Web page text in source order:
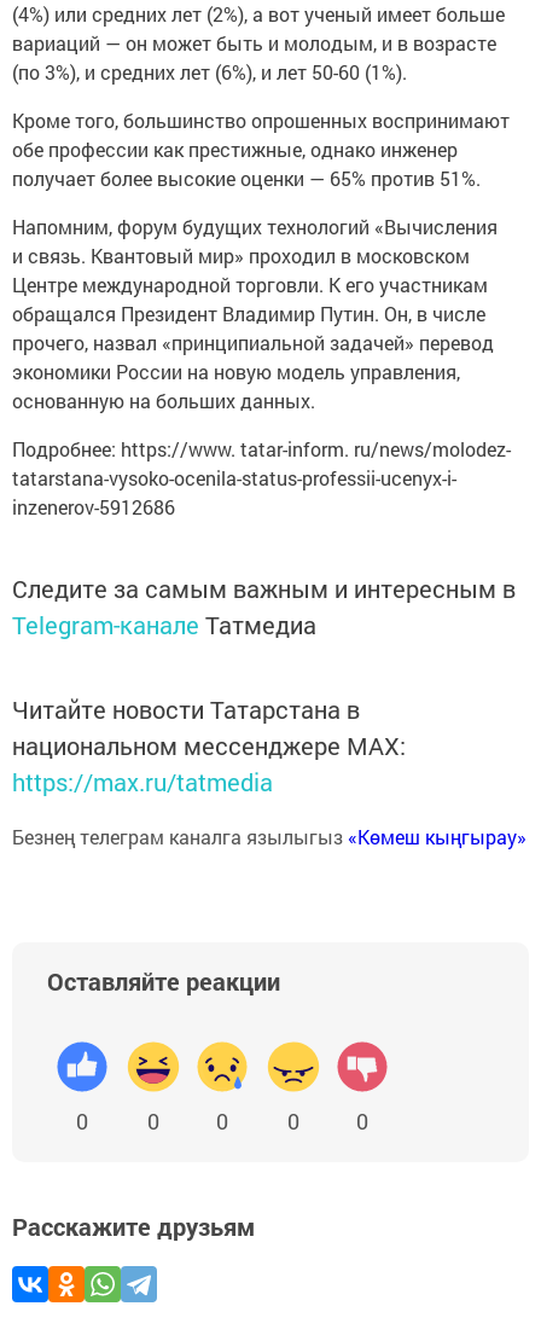
(4%) или средних лет (2%), а вот ученый имеет больше
вариаций — он может быть и молодым, и в возрасте
(по 3%), и средних лет (6%), и лет 50-60 (1%).
Кроме того, большинство опрошенных воспринимают
обе профессии как престижные, однако инженер
получает более высокие оценки — 65% против 51%.
Напомним, форум будущих технологий «Вычисления
и связь. Квантовый мир» проходил в московском
Центре международной торговли. К его участникам
обращался Президент Владимир Путин. Он, в числе
прочего, назвал «принципиальной задачей» перевод
экономики России на новую модель управления,
основанную на больших данных.
Подробнее: https://www. tatar-inform. ru/news/molodez-
tatarstana-vysoko-ocenila-status-professii-ucenyx-i-
inzenerov-5912686
Следите за самым важным и интересным в
Telegram-канале Татмедиа
Читайте новости Татарстана в
национальном мессенджере MАХ:
https://max.ru/tatmedia
Безнең телеграм каналга язылыгыз «Көмеш кыңгырау»
Оставляйте реакции
0 0 0 0 0
Расскажите друзьям